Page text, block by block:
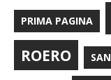
PRIMA PAGINA
ROERO